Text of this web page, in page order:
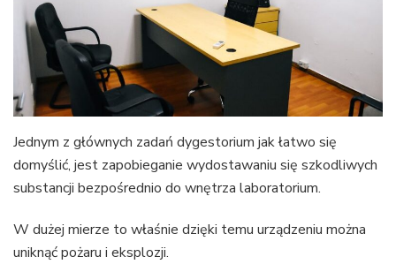
Jednym z głównych zadań dygestorium jak łatwo się
domyślić, jest zapobieganie wydostawaniu się szkodliwych
substancji bezpośrednio do wnętrza laboratorium.
W dużej mierze to właśnie dzięki temu urządzeniu można
uniknąć pożaru i eksplozji.